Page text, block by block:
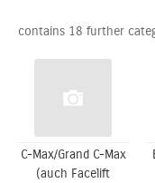
contains 18 further
C-Max/Grand C-Max
(auch Facelift